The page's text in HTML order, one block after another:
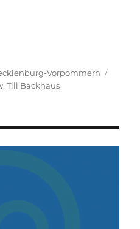
Schaden durch
Vorpommern
,Till Backhaus